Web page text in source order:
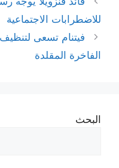
للاضطرابات الاجتماعية
فيتنام تسعى
الفاخرة المقلدة
البحث